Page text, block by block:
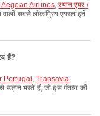
Aegean Airlines,रयान एयर /
सबसे लोकप्रिय एयरलाइनें
हैं?
Portugal ,Transavia
से उड़ान भरते हैं, जो इस गंतव्य की